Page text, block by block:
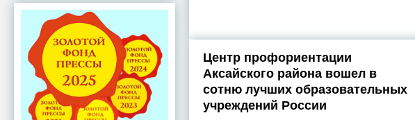
Центр профориентации
Аксайского района вошел в
сотню лучших образовательных
учреждений России